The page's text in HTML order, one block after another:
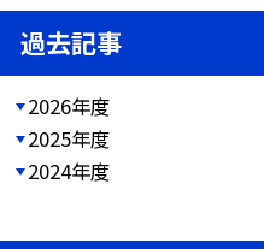
過去記事
2026年度
2025年度
2024年度